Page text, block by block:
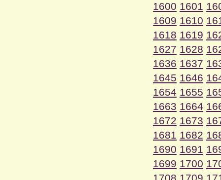
1600 1601
1609 1610
1618 1619
1627 1628
1636 1637
1645 1646
1654 1655
1663 1664
1672 1673
1681 1682
1690 1691
1699 1700